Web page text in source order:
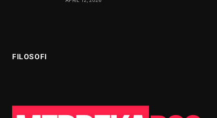
FILOSOFI